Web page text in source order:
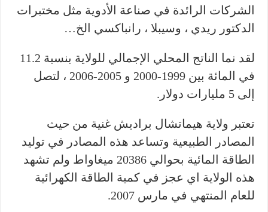
الشركات الرائدة في صناعة الأدوية مثل مختبرات
الدكتور ريدي ، وسيبلا ، رانباكسي الخ…
لقد نما الناتج المحلي الإجمالي للولاية بنسبة 11.2
في المائة بين 1999-2000 و 2005-2006 ، لتصل
إلى 5 مليارات دولار.
تعتبر ولاية هيماتشال براديش غنية من حيث
المصادر الطبيعية وتساعد هذه المصادر في توليد
الطاقة المائية بحوالي 20386 ميغاواط ولم تشهد
هذه الولاية اي عجز في كمية الطاقة الكهرائية
للعام المنتهي في مارس 2007.